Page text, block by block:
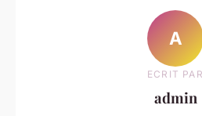
A
ECRIT PAR
admin